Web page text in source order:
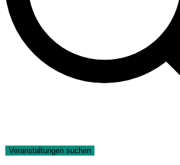
Veranstaltungen suchen